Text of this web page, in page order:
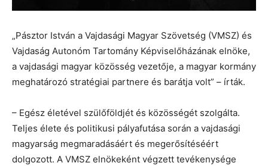
„Pásztor István a Vajdasági Magyar Szövetség (VMSZ) és
Vajdaság Autonóm Tartomány Képviselőházának elnöke,
a vajdasági magyar közösség vezetője, a magyar kormány
meghatározó stratégiai partnere és barátja volt” – írták.
– Egész életével szülőföldjét és közösségét szolgálta.
Teljes élete és politikusi pályafutása során a vajdasági
magyarság megmaradásáért és megerősítéséért
dolgozott. A VMSZ elnökeként végzett tevékenysége